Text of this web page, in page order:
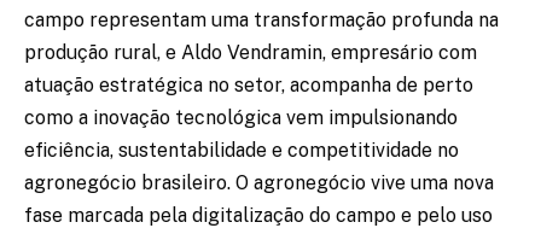
campo representam uma transformação profunda na
produção rural, e Aldo Vendramin, empresário com
atuação estratégica no setor, acompanha de perto
como a inovação tecnológica vem impulsionando
eficiência, sustentabilidade e competitividade no
agronegócio brasileiro. O agronegócio vive uma nova
fase marcada pela digitalização do campo e pelo uso